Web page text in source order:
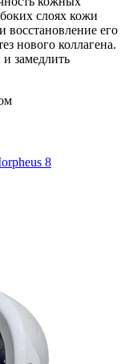
слоях кожи
восстановление его
нового коллагена.
замедлить
8